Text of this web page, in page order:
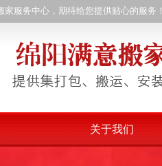
服务中心，期待给您提供贴心的服务！
关于我们